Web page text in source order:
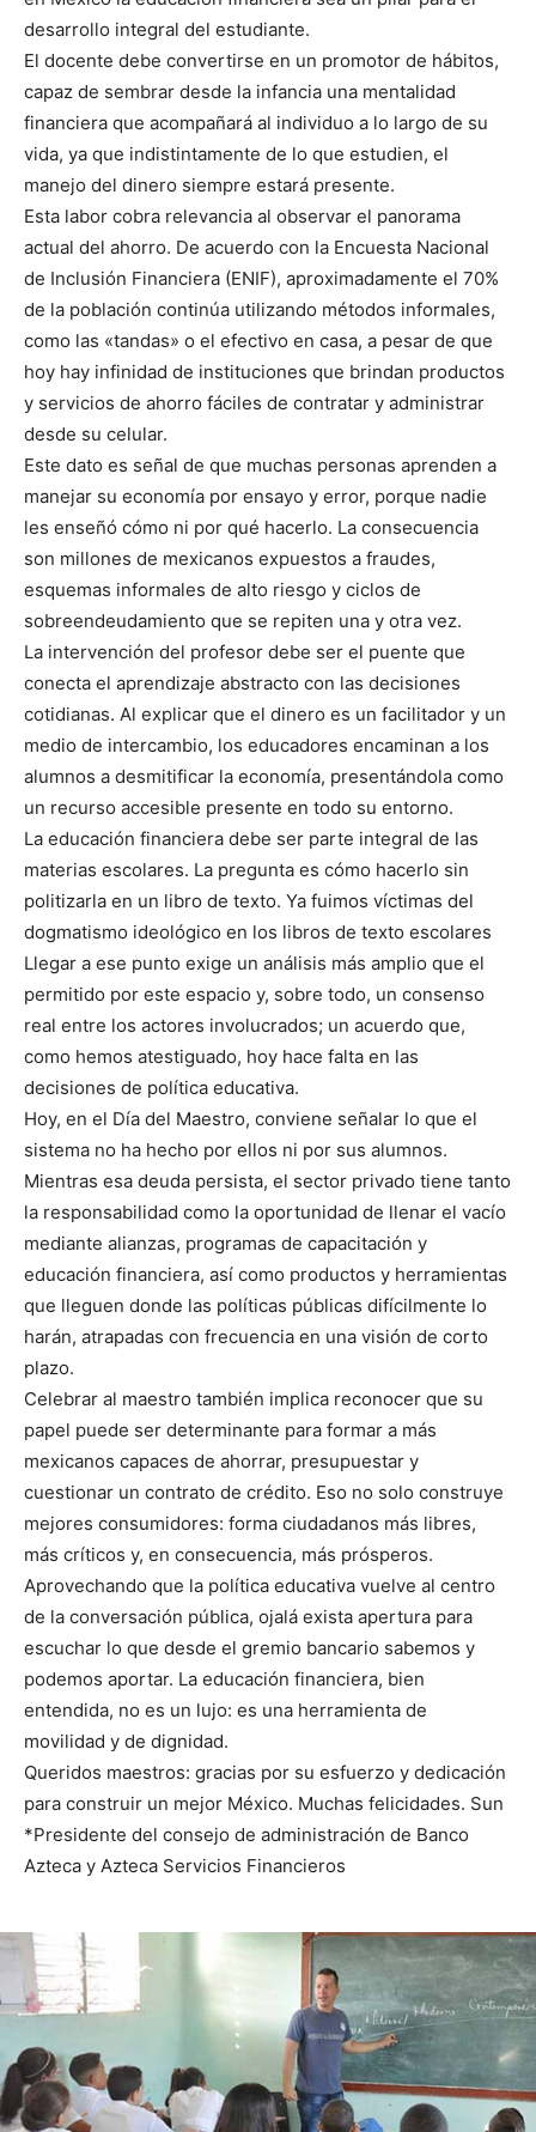
desarrollo integral del estudiante.
El docente debe convertirse en un promotor de hábitos,
capaz de sembrar desde la infancia una mentalidad
financiera que acompañará al individuo a lo largo de su
vida, ya que indistintamente de lo que estudien, el
manejo del dinero siempre estará presente.
Esta labor cobra relevancia al observar el panorama
actual del ahorro. De acuerdo con la Encuesta Nacional
de Inclusión Financiera (ENIF), aproximadamente el 70%
de la población continúa utilizando métodos informales,
como las «tandas» o el efectivo en casa, a pesar de que
hoy hay infinidad de instituciones que brindan productos
y servicios de ahorro fáciles de contratar y administrar
desde su celular.
Este dato es señal de que muchas personas aprenden a
manejar su economía por ensayo y error, porque nadie
les enseñó cómo ni por qué hacerlo. La consecuencia
son millones de mexicanos expuestos a fraudes,
esquemas informales de alto riesgo y ciclos de
sobreendeudamiento que se repiten una y otra vez.
La intervención del profesor debe ser el puente que
conecta el aprendizaje abstracto con las decisiones
cotidianas. Al explicar que el dinero es un facilitador y un
medio de intercambio, los educadores encaminan a los
alumnos a desmitificar la economía, presentándola como
un recurso accesible presente en todo su entorno.
La educación financiera debe ser parte integral de las
materias escolares. La pregunta es cómo hacerlo sin
politizarla en un libro de texto. Ya fuimos víctimas del
dogmatismo ideológico en los libros de texto escolares
Llegar a ese punto exige un análisis más amplio que el
permitido por este espacio y, sobre todo, un consenso
real entre los actores involucrados; un acuerdo que,
como hemos atestiguado, hoy hace falta en las
decisiones de política educativa.
Hoy, en el Día del Maestro, conviene señalar lo que el
sistema no ha hecho por ellos ni por sus alumnos.
Mientras esa deuda persista, el sector privado tiene tanto
la responsabilidad como la oportunidad de llenar el vacío
mediante alianzas, programas de capacitación y
educación financiera, así como productos y herramientas
que lleguen donde las políticas públicas difícilmente lo
harán, atrapadas con frecuencia en una visión de corto
plazo.
Celebrar al maestro también implica reconocer que su
papel puede ser determinante para formar a más
mexicanos capaces de ahorrar, presupuestar y
cuestionar un contrato de crédito. Eso no solo construye
mejores consumidores: forma ciudadanos más libres,
más críticos y, en consecuencia, más prósperos.
Aprovechando que la política educativa vuelve al centro
de la conversación pública, ojalá exista apertura para
escuchar lo que desde el gremio bancario sabemos y
podemos aportar. La educación financiera, bien
entendida, no es un lujo: es una herramienta de
movilidad y de dignidad.
Queridos maestros: gracias por su esfuerzo y dedicación
para construir un mejor México. Muchas felicidades. Sun
*Presidente del consejo de administración de Banco
Azteca y Azteca Servicios Financieros